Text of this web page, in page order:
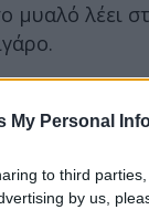
My Personal
to third
by us,
μυαλό λέει
το αίσθημα
συναίσθημα
μήνες ή